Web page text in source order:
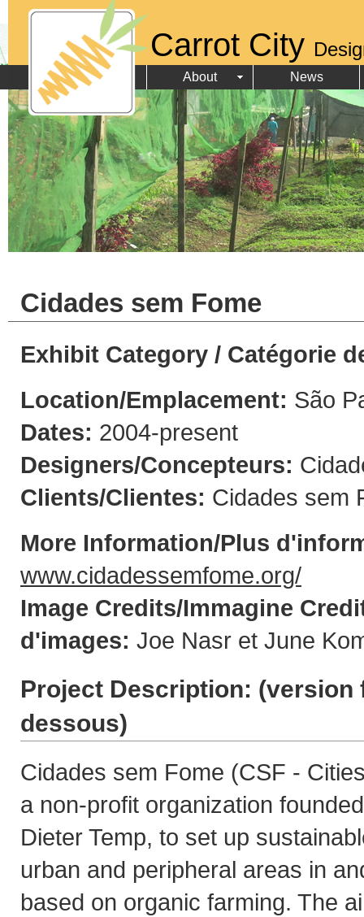
Carrot City
About News
Cidades sem Fome
Exhibit Category / Catégorie
Location/Emplacement: São
Dates: 2004-present
Designers/Concepteurs:
Clients/Clientes: Cidades sem
More Information/Plus
www.cidadessemfome.org/
Image Credits/Immagine
d'images: Joe Nasr et June
Project Description: (version
dessous)
Cidades sem Fome (CSF -
a non-profit organization
Dieter Temp, to set up
urban and peripheral areas in
based on organic farming. The